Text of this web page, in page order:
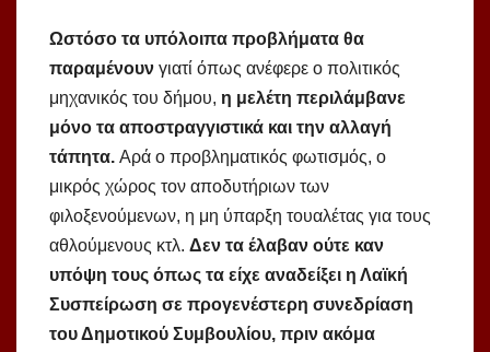
Ωστόσο τα υπόλοιπα προβλήματα θα
παραμένουν γιατί όπως ανέφερε ο πολιτικός
μηχανικός του δήμου, η μελέτη περιλάμβανε
μόνο τα αποστραγγιστικά και την αλλαγή
τάπητα. Αρά ο προβληματικός φωτισμός, ο
μικρός χώρος τον αποδυτήριων των
φιλοξενούμενων, η μη ύπαρξη τουαλέτας για τους
αθλούμενους κτλ. Δεν τα έλαβαν ούτε καν
υπόψη τους όπως τα είχε αναδείξει η Λαϊκή
Συσπείρωση σε προγενέστερη συνεδρίαση
του Δημοτικού Συμβουλίου, πριν ακόμα